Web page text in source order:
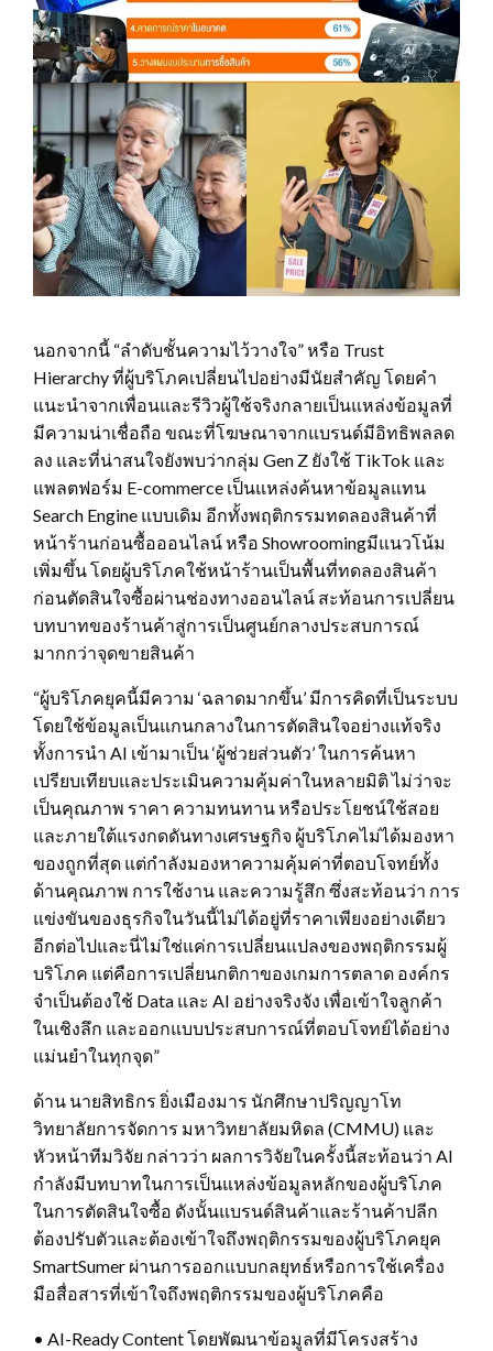
นอกจากนี้ “ลำดับชั้นความไว้วางใจ” หรือ Trust
Hierarchy ที่ผู้บริโภคเปลี่ยนไปอย่างมีนัยสำคัญ โดยคำ
แนะนำจากเพื่อนและรีวิวผู้ใช้จริงกลายเป็นแหล่งข้อมูลที่
มีความน่าเชื่อถือ ขณะที่โฆษณาจากแบรนด์มีอิทธิพลลด
ลง และที่น่าสนใจยังพบว่ากลุ่ม Gen Z ยังใช้ TikTok และ
แพลตฟอร์ม E-commerce เป็นแหล่งค้นหาข้อมูลแทน
Search Engine แบบเดิม อีกทั้งพฤติกรรมทดลองสินค้าที่
หน้าร้านก่อนซื้อออนไลน์ หรือ Showroomingมีแนวโน้ม
เพิ่มขึ้น โดยผู้บริโภคใช้หน้าร้านเป็นพื้นที่ทดลองสินค้า
ก่อนตัดสินใจซื้อผ่านช่องทางออนไลน์ สะท้อนการเปลี่ยน
บทบาทของร้านค้าสู่การเป็นศูนย์กลางประสบการณ์
มากกว่าจุดขายสินค้า
“ผู้บริโภคยุคนี้มีความ ‘ฉลาดมากขึ้น’ มีการคิดที่เป็นระบบ
โดยใช้ข้อมูลเป็นแกนกลางในการตัดสินใจอย่างแท้จริง
ทั้งการนำ AI เข้ามาเป็น ‘ผู้ช่วยส่วนตัว’ ในการค้นหา
เปรียบเทียบและประเมินความคุ้มค่าในหลายมิติ ไม่ว่าจะ
เป็นคุณภาพ ราคา ความทนทาน หรือประโยชน์ใช้สอย
และภายใต้แรงกดดันทางเศรษฐกิจ ผู้บริโภคไม่ได้มองหา
ของถูกที่สุด แต่กำลังมองหาความคุ้มค่าที่ตอบโจทย์ทั้ง
ด้านคุณภาพ การใช้งาน และความรู้สึก ซึ่งสะท้อนว่า การ
แข่งขันของธุรกิจในวันนี้ไม่ได้อยู่ที่ราคาเพียงอย่างเดียว
อีกต่อไปและนี่ไม่ใช่แค่การเปลี่ยนแปลงของพฤติกรรมผู้
บริโภค แต่คือการเปลี่ยนกติกาของเกมการตลาด องค์กร
จำเป็นต้องใช้ Data และ AI อย่างจริงจัง เพื่อเข้าใจลูกค้า
ในเชิงลึก และออกแบบประสบการณ์ที่ตอบโจทย์ได้อย่าง
แม่นยำในทุกจุด”
ด้าน นายสิทธิกร ยิ่งเมืองมาร นักศึกษาปริญญาโท
วิทยาลัยการจัดการ มหาวิทยาลัยมหิดล (CMMU) และ
หัวหน้าทีมวิจัย กล่าวว่า ผลการวิจัยในครั้งนี้สะท้อนว่า AI
กำลังมีบทบาทในการเป็นแหล่งข้อมูลหลักของผู้บริโภค
ในการตัดสินใจซื้อ ดังนั้นแบรนด์สินค้าและร้านค้าปลีก
ต้องปรับตัวและต้องเข้าใจถึงพฤติกรรมของผู้บริโภคยุค
SmartSumer ผ่านการออกแบบกลยุทธ์หรือการใช้เครื่อง
มือสื่อสารที่เข้าใจถึงพฤติกรรมของผู้บริโภคคือ
• AI-Ready Content โดยพัฒนาข้อมูลที่มีโครงสร้าง